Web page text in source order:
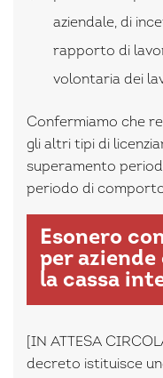
aziendale, di
rapporto di
volontaria dei
Confermiamo che
gli altri tipi di
superamento
periodo di
Esonero
per
la cassa
[IN ATTESA
decreto istituisce